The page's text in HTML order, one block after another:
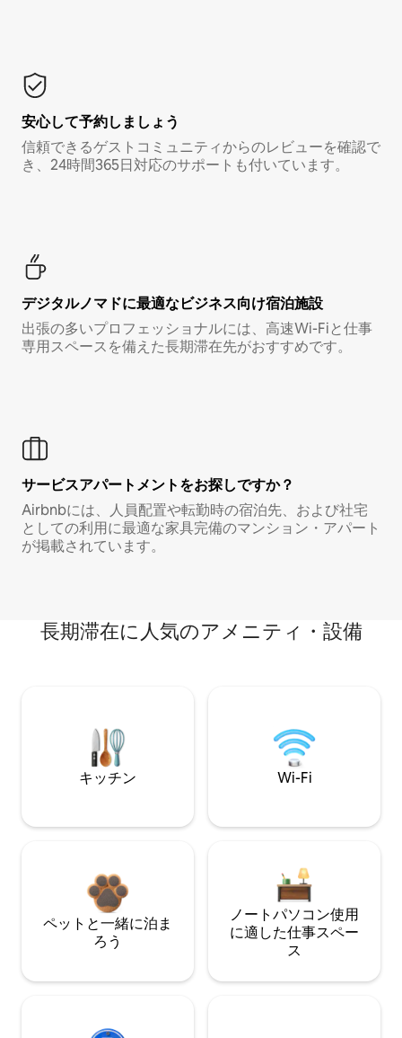
安心して予約しましょう
信頼できるゲストコミュニティからのレビューを確認で
き、24時間365日対応のサポートも付いています。
デジタルノマド⁠に最⁠適⁠なビ⁠ジ⁠ネ⁠ス⁠向⁠け宿⁠泊⁠施⁠設
出張の多いプロフェッショナルには、高速Wi-Fiと仕事
専用スペースを備えた長期滞在先がおすすめです。
サービスアパートメントをお探しですか？
Airbnbには、人員配置や転勤時の宿泊先、および社宅
としての利用に最適な家具完備のマンション・アパート
が掲載されています。
長期滞在に人気のアメニティ・設備
キッチン Wi-Fi
ペットと一緒に泊ま
ろう
ノートパソコン使用
に適した仕事スペー
ス